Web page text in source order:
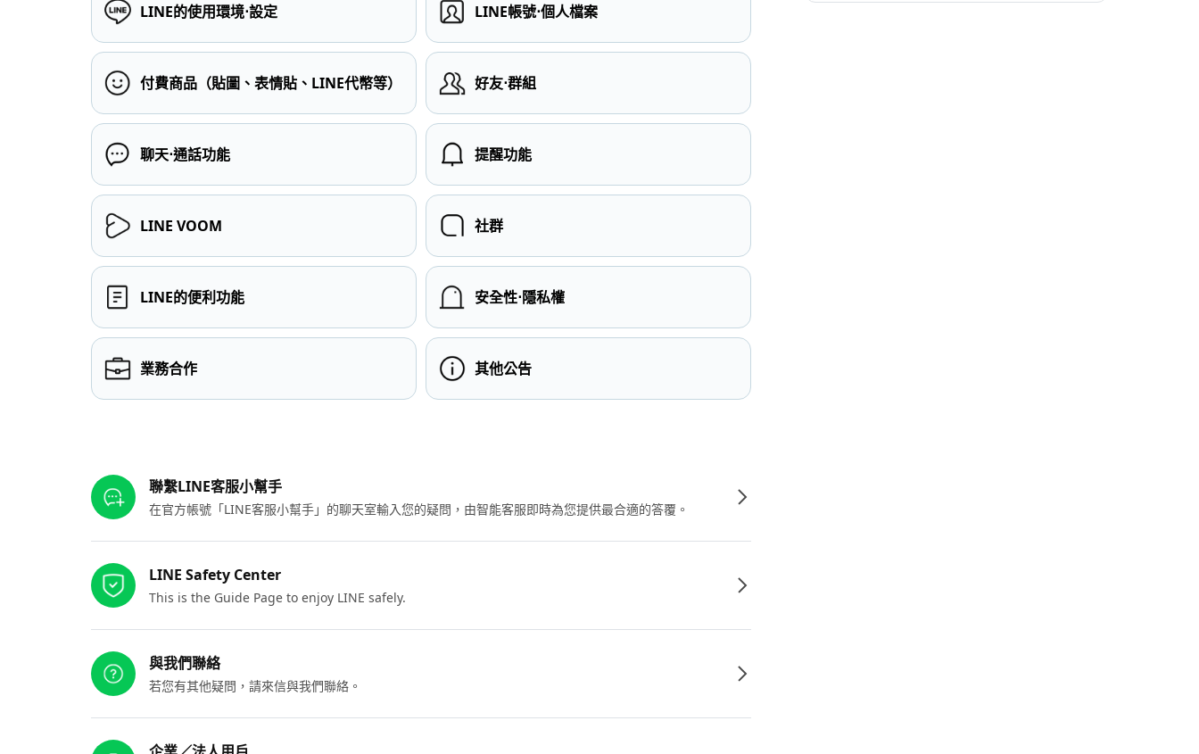
LINE的使用環境⋅設定 LINE帳號⋅個人檔案
付費商品（貼圖、表情貼、LINE代幣等） 好友⋅群組
聊天⋅通話功能 提醒功能
LINE VOOM 社群
LINE的便利功能 安全性⋅隱私權
業務合作 其他公告
聯繫LINE客服小幫手
在官方帳號「LINE客服小幫手」的聊天室輸入您的疑問，由智能客服即時為您提供最合適的答覆。
LINE Safety Center
This is the Guide Page to enjoy LINE safely.
與我們聯絡
若您有其他疑問，請來信與我們聯絡。